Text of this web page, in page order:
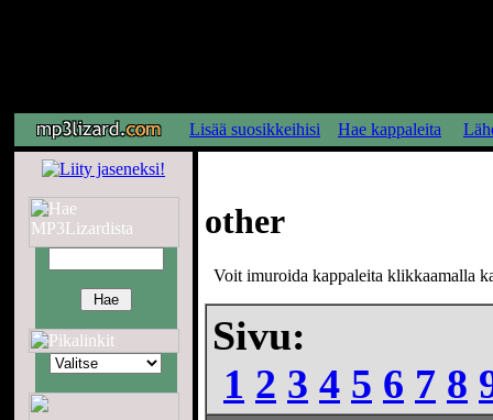
Lisää suosikkeihisi Hae kappaleita
other
Voit imuroida kappaleita klikkaamalla
Sivu:
1 2 3 4 5 6 7 8